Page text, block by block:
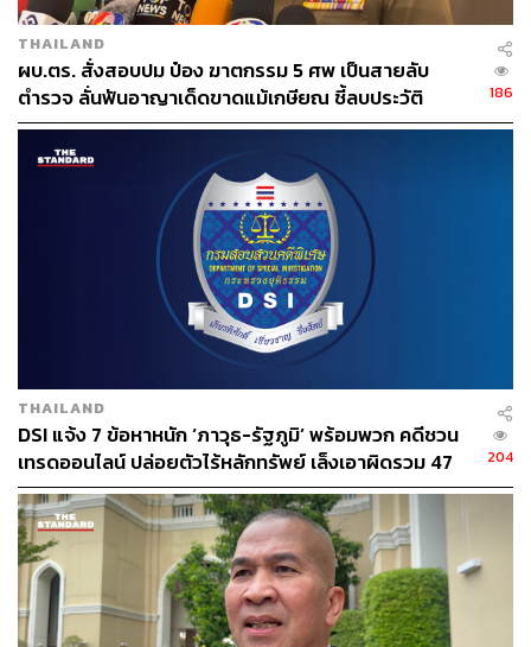
THAILAND
ผบ.ตร. สั่งสอบปม ป๋อง ฆาตกรรม 5 ศพ เป็นสายลับ
ตำรวจ ลั่นฟันอาญาเด็ดขาดแม้เกษียณ ชี้ลบประวัติ
อาชญากรเองไม่ได้
186
THAILAND
DSI แจ้ง 7 ข้อหาหนัก ‘ภาวุธ-รัฐภูมิ’ พร้อมพวก คดีชวน
เทรดออนไลน์ ปล่อยตัวไร้หลักทรัพย์ เล็งเอาผิดรวม 47
ราย
204